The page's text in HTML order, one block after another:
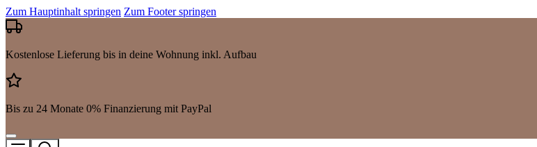
Zum Hauptinhalt springen Zum Footer springen
Kostenlose Lieferung bis in deine Wohnung inkl. Aufbau
Bis zu 24 Monate 0% Finanzierung mit PayPal